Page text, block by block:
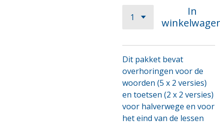
In
Dit pakket bevat
overhoringen voor de
woorden (5 x 2 versies)
en toetsen (2 x 2 versies)
voor halverwege en voor
het eind van de lessen